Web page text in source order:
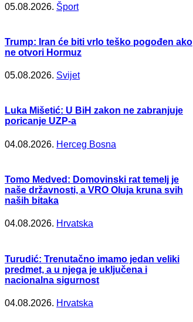
05.08.2026. Šport
Trump: Iran će biti vrlo teško pogođen ako
ne otvori Hormuz
05.08.2026. Svijet
Luka Mišetić: U BiH zakon ne zabranjuje
poricanje UZP-a
04.08.2026. Herceg Bosna
Tomo Medved: Domovinski rat temelj je
naše državnosti, a VRO Oluja kruna svih
naših bitaka
04.08.2026. Hrvatska
Turudić: Trenutačno imamo jedan veliki
predmet, a u njega je uključena i
nacionalna sigurnost
04.08.2026. Hrvatska